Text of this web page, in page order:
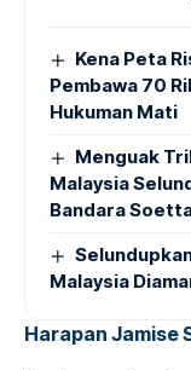
Kena Peta
Pembawa 70
Hukuman Mati
Menguak
Malaysia
Bandara
Malaysia
Harapan Jamise